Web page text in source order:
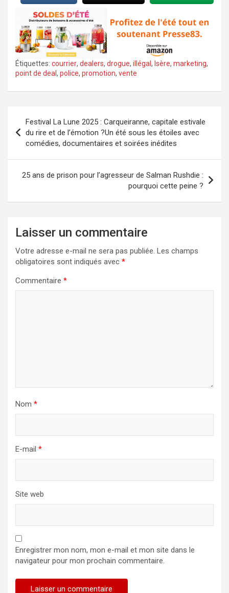
Étiquettes: courrier, dealers, drogue, illégal , Isère, marketing,
point de deal , police, promotion, vente
de
l’article
Festival La Lune 2025 : Carqueiranne, capitale estivale
du rire et de l’émotion ?Un été sous les étoiles avec
comédies, documentaires et soirées inédites
25 ans de prison pour l’agresseur de Salman Rushdie :
pourquoi cette peine ?
Laisser un commentaire
Votre adresse e-mail ne sera pas publiée. Les champs
obligatoires sont indiqués avec *
Commentaire *
Nom *
E-mail *
Site web
Enregistrer mon nom, mon e-mail et mon site dans le
navigateur pour mon prochain commentaire.